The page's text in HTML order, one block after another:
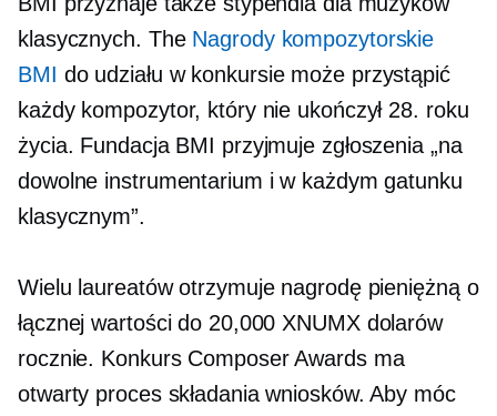
klasycznych. The Nagrody kompozytorskie
BMI do udziału w konkursie może przystąpić
każdy kompozytor, który nie ukończył 28. roku
życia. Fundacja BMI przyjmuje zgłoszenia „na
dowolne instrumentarium i w każdym gatunku
klasycznym”.
Wielu laureatów otrzymuje nagrodę pieniężną o
łącznej wartości do 20,000 XNUMX dolarów
rocznie. Konkurs Composer Awards ma
otwarty proces składania wniosków. Aby móc